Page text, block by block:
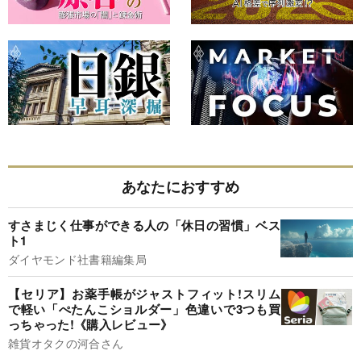
あなたにおすすめ
すさまじく仕事ができる人の「休日の習慣」ベス
ト1
ダイヤモンド社書籍編集局
【セリア】お薬手帳がジャストフィット!スリム
で軽い「ぺたんこショルダー」色違いで3つも買
っちゃった!《購入レビュー》
雑貨オタクの河合さん